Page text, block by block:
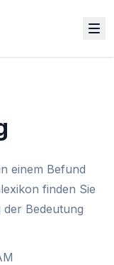
einem Befund
finden Sie
Bedeutung